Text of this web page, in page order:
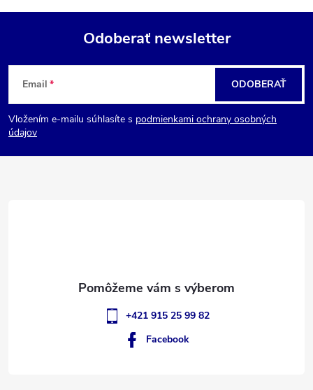
Z
á
p
Odoberať newsletter
Email
Vložením e-mailu súhlasíte s podmienkami ochrany osobných
údajov
ODOBERAŤ
+421 915 25 99 82
Facebook